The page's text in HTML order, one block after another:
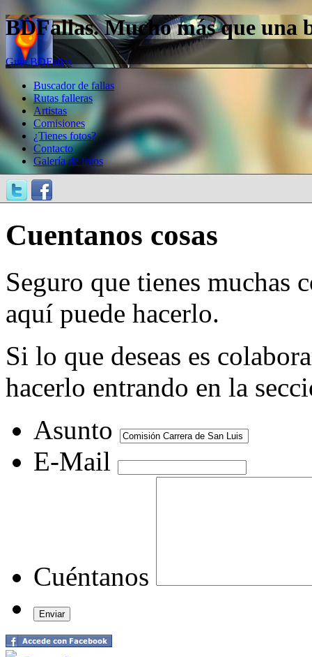
BDFallas. Mucho más que una
Guía BDFallas
Buscador de fallas
Rutas falleras
Artistas
Comisiones
¿Tienes fotos?
Contacto
Galería de fotos
Cuentanos cosas
Seguro que tienes muchas
aquí puede hacerlo.
Si lo que deseas es
hacerlo entrando en la
Asunto
E-Mail
Cuéntanos